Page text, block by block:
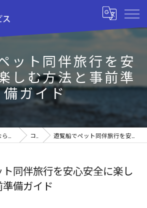
ット同伴旅行を安
しむ方法と事前準
備ガイド
コラム 遊覧船でペット同伴旅行を安心安全に楽しむ方法と事前準備ガイド
同伴旅行を安心安全に楽し
備ガイド